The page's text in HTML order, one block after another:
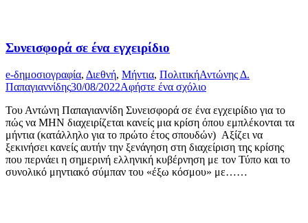
Συνεισφορά σε ένα εγχειρίδιο
e-δημοσιογραφία, Διεθνή, Μήντια, ΠολιτικήΑντώνης Δ.
Παπαγιαννίδης30/08/2022Αφήστε ένα σχόλιο
Του Αντώνη Παπαγιαννίδη Συνεισφορά σε ένα εγχειρίδιο για το
πώς να ΜΗΝ διαχειρίζεται κανείς μια κρίση όπου εμπλέκονται τα
μήντια (κατάλληλο για το πρώτο έτος σπουδών) Αξίζει να
ξεκινήσει κανείς αυτήν την ξενάγηση στη διαχείριση της κρίσης
που περνάει η σημερινή ελληνική κυβέρνηση με τον Τύπο και το
συνολικό μηντιακό σύμπαν του «έξω κόσμου» με……